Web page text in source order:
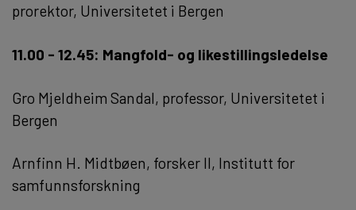
prorektor, Universitetet i Bergen
11.00 - 12.45: Mangfold- og likestillingsledelse
Gro Mjeldheim Sandal, professor, Universitetet i
Bergen
Arnfinn H. Midtbøen, forsker II, Institutt for
samfunnsforskning